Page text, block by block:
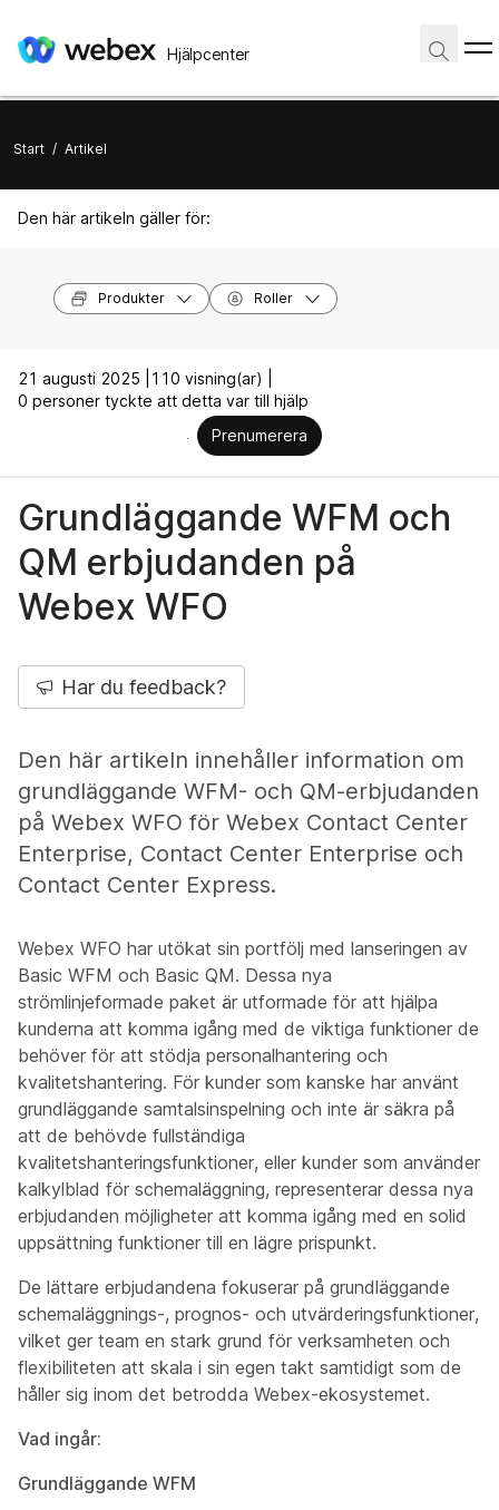
Hjälpcenter
Start / Artikel
Den här artikeln gäller för:
Produkter Roller
21 augusti 2025 |
110 visning(ar) |
0 personer tyckte att detta var till hjälp
Prenumerera
Grundläggande WFM och
QM erbjudanden på
Webex WFO
Har du feedback?
Den här artikeln innehåller information om
grundläggande WFM- och QM-erbjudanden
på Webex WFO för Webex Contact Center
Enterprise, Contact Center Enterprise och
Contact Center Express.
Webex WFO har utökat sin portfölj med lanseringen av
Basic WFM och Basic QM. Dessa nya
strömlinjeformade paket är utformade för att hjälpa
kunderna att komma igång med de viktiga funktioner de
behöver för att stödja personalhantering och
kvalitetshantering. För kunder som kanske har använt
grundläggande samtalsinspelning och inte är säkra på
att de behövde fullständiga
kvalitetshanteringsfunktioner, eller kunder som använder
kalkylblad för schemaläggning, representerar dessa nya
erbjudanden möjligheter att komma igång med en solid
uppsättning funktioner till en lägre prispunkt.
De lättare erbjudandena fokuserar på grundläggande
schemaläggnings-, prognos- och utvärderingsfunktioner,
vilket ger team en stark grund för verksamheten och
flexibiliteten att skala i sin egen takt samtidigt som de
håller sig inom det betrodda Webex-ekosystemet.
Vad ingår:
Grundläggande WFM